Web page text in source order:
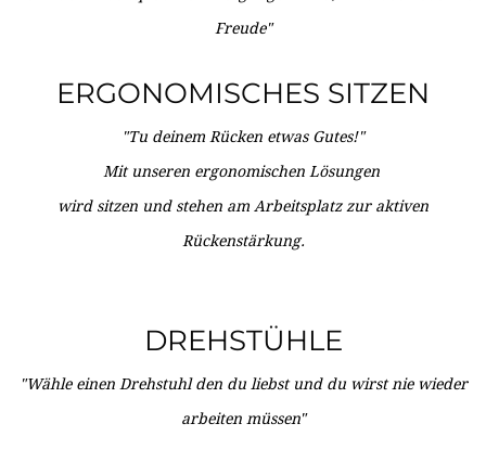
Freude"
ERGONOMISCHES SITZEN
"Tu deinem Rücken etwas Gutes!"
Mit unseren ergonomischen Lösungen
wird sitzen und stehen am Arbeitsplatz zur aktiven
Rückenstärkung.
DREHSTÜHLE
"Wähle einen Drehstuhl den du liebst und du wirst nie wieder
arbeiten müssen"